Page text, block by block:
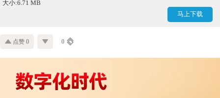
大小:6.71 MB
马上下载
点赞 0 0